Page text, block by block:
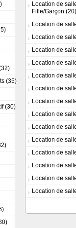
(35)
(30)
Location de
Fille/Garçon (20)
Location de
Location de
Location de
Location de
Location de
Location de
Location de
Location de
Location de
Location de
Location de
Location de
Location de
Location de